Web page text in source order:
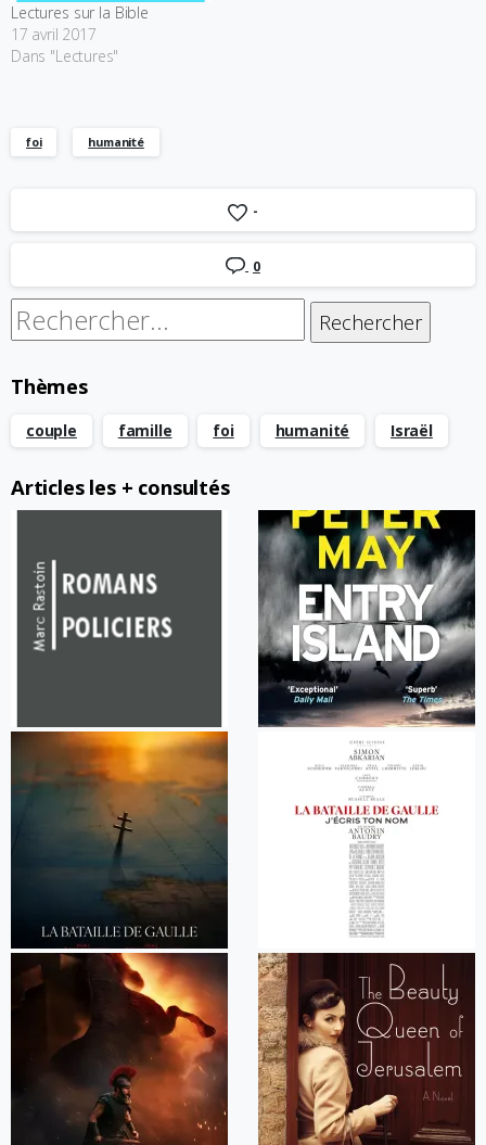
Lectures sur la Bible
17 avril 2017
Dans "Lectures"
foi humanité
-
0
Rechercher :
Thèmes
couple famille foi humanité Israël
Articles les + consultés